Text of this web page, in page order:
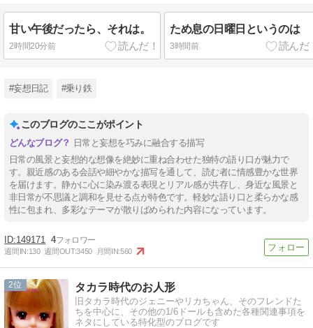
甘い午後だったら、それは。
2時間20分前
ため息の日曜日というのは
3時間前
#妄想日記 #乗り鉄
このブログのここがポイント
日常と妄想を巧みに融合する描写
日常の風景と妄想的な想像を絶妙に重ね合わせた独特の語り口が魅力で
す。親近感のある会話や細やかな描写を通して、読む者に情感豊かな世界
を届けます。静かに心に染み渡る表現とリアル感が共存し、身近な風景と
非日常が不思議と調和を見せる点が特色です。軽妙な語り口と柔らかな感
性に包まれ、多彩なテーマが散りばめられた内容になっています。
149171 4
週間IN:130 週間OUT:3450 月間IN:560
2 タカラ時代のお人形
旧タカラ時代のジェニーやリカちゃん、そのフレンドた
ちを中心に、その他の1/6ドールも含めた各種関連事項を
ネタにしている特化型のブログです